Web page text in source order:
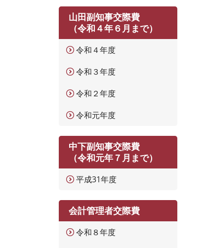
山田副知事交際費
（令和４年６月まで）
令和４年度
令和３年度
令和２年度
令和元年度
中下副知事交際費
（令和元年７月まで）
平成31年度
会計管理者交際費
令和８年度